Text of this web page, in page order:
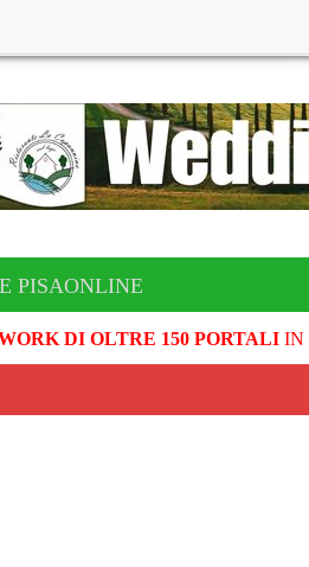
PISAONLINE
DI OLTRE 150 PORTALIIN